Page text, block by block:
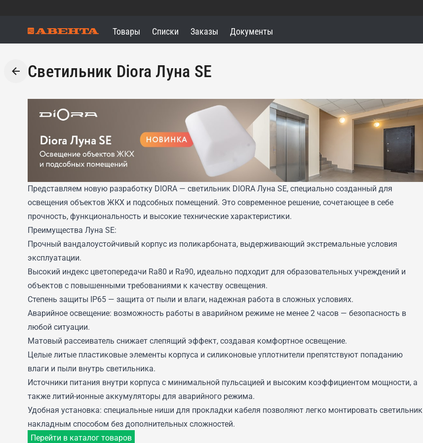
Товары Списки Заказы Документы
Светильник Diora Луна SE
Представляем новую разработку DIORA — светильник DIORA Луна SE, специально созданный для
освещения объектов ЖКХ и подсобных помещений. Это современное решение, сочетающее в себе
прочность, функциональность и высокие технические характеристики.
Преимущества Луна SE:
Прочный вандалоустойчивый корпус из поликарбоната, выдерживающий экстремальные условия
эксплуатации.
Высокий индекс цветопередачи Ra80 и Ra90, идеально подходит для образовательных учреждений и
объектов с повышенными требованиями к качеству освещения.
Степень защиты IP65 — защита от пыли и влаги, надежная работа в сложных условиях.
Аварийное освещение: возможность работы в аварийном режиме не менее 2 часов — безопасность в
любой ситуации.
Матовый рассеиватель снижает слепящий эффект, создавая комфортное освещение.
Целые литые пластиковые элементы корпуса и силиконовые уплотнители препятствуют попаданию
влаги и пыли внутрь светильника.
Источники питания внутри корпуса с минимальной пульсацией и высоким коэффициентом мощности, а
также литий-ионные аккумуляторы для аварийного режима.
Удобная установка: специальные ниши для прокладки кабеля позволяют легко монтировать светильник
накладным способом без дополнительных сложностей.
Перейти в каталог товаров